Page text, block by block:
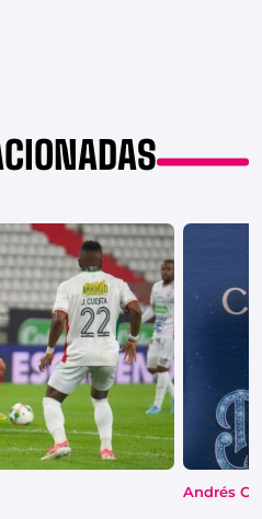
Andrés